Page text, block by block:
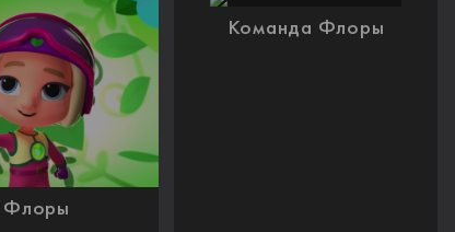
Флоры
Команда Флоры